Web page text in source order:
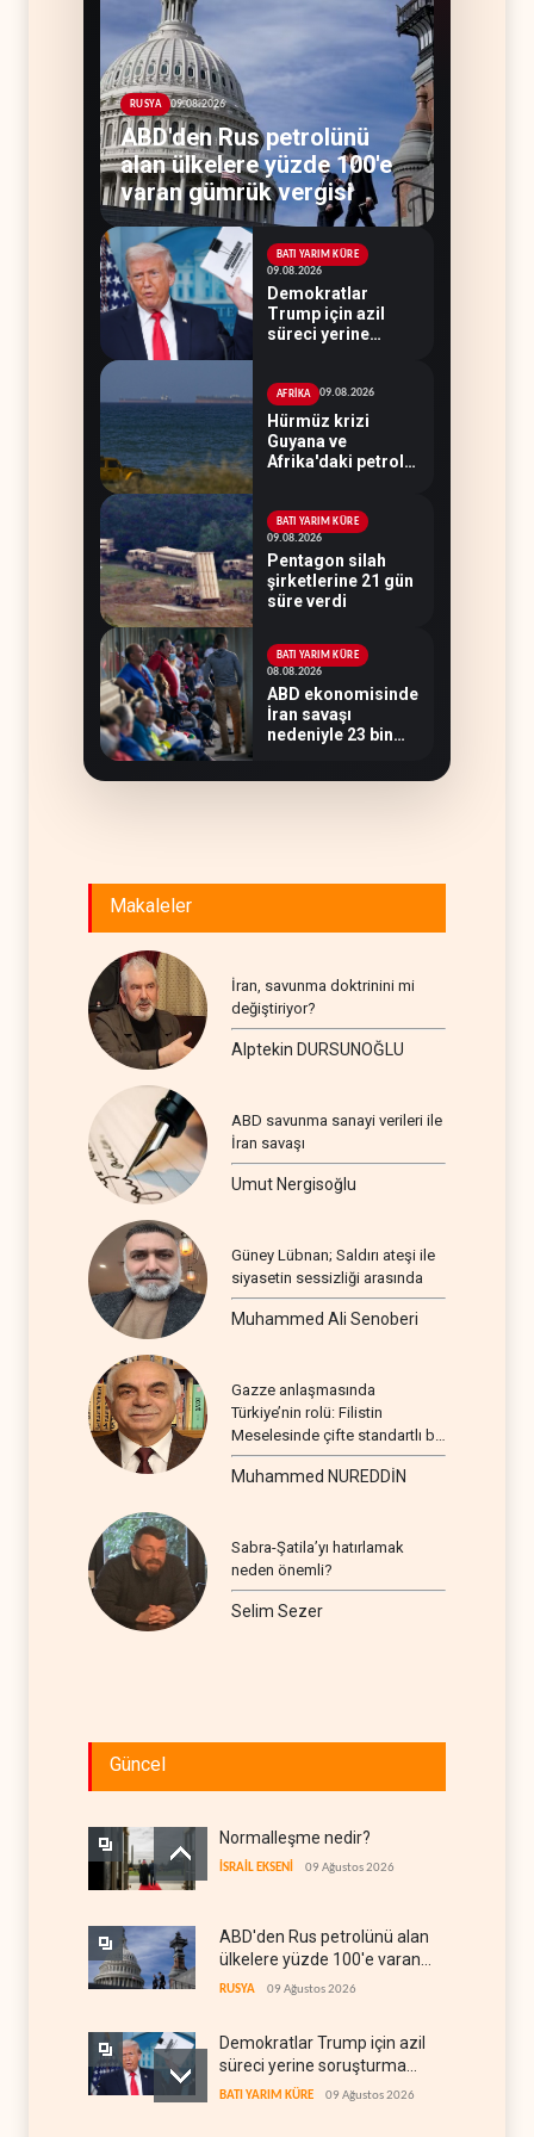
RUSYA 09.08.2026
ABD'den Rus petrolünü
alan ülkelere yüzde 100'e
varan gümrük vergisi
BATI YARIM KÜRE
09.08.2026
Demokratlar
Trump için azil
süreci yerine
AFRİKA 09.08.2026
Hürmüz krizi
Guyana ve
Afrika'daki petrol
BATI YARIM KÜRE
09.08.2026
Pentagon silah
şirketlerine 21 gün
süre verdi
BATI YARIM KÜRE
08.08.2026
ABD ekonomisinde
İran savaşı
nedeniyle 23 bin
Makaleler
İran, savunma doktrinini mi
değiştiriyor?
Alptekin DURSUNOĞLU
ABD savunma sanayi verileri ile
İran savaşı
Umut Nergisoğlu
Güney Lübnan; Saldırı ateşi ile
siyasetin sessizliği arasında
Muhammed Ali Senoberi
Gazze anlaşmasında
Türkiye’nin rolü: Filistin
Meselesinde çifte standartlı bir
seyir
Muhammed NUREDDİN
Sabra-Şatila’yı hatırlamak
neden önemli?
Selim Sezer
Güncel
Normalleşme nedir?
İSRAİL EKSENİ 09 Ağustos 2026
ABD'den Rus petrolünü alan
ülkelere yüzde 100'e varan
gümrük vergisi
RUSYA 09 Ağustos 2026
Demokratlar Trump için azil
süreci yerine soruşturma
hazırlıyor
BATI YARIM KÜRE 09 Ağustos 2026